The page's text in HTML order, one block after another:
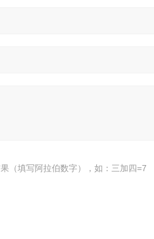
（填写阿拉伯数字），如：三加四=7